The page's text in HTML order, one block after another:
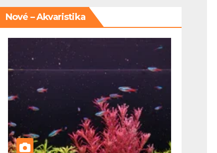
Nové – Akvaristika